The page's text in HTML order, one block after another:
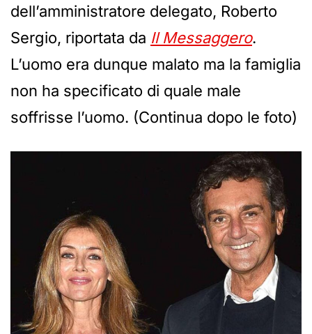
dell’amministratore delegato, Roberto
Sergio, riportata da Il Messaggero.
L’uomo era dunque malato ma la famiglia
non ha specificato di quale male
soffrisse l’uomo. (Continua dopo le foto)